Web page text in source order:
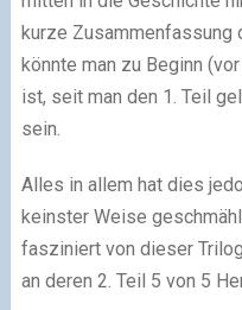
kurze Zusammenfassung
könnte man zu Beginn
ist, seit man den 1. Teil
sein.
Alles in allem hat dies
keinster Weise
fasziniert von dieser
an deren 2. Teil 5 von 5